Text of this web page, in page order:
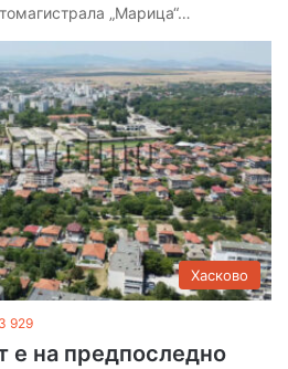
„Марица“…
Хасково
3 929
е на предпоследно